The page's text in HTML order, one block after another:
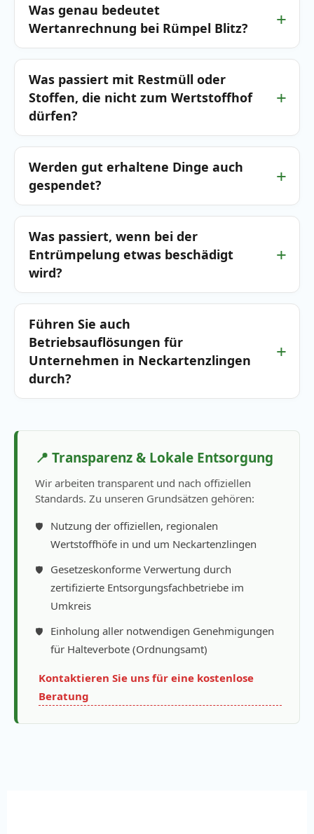
Was genau bedeutet
Wertanrechnung bei Rümpel Blitz?
Was passiert mit Restmüll oder
Stoffen, die nicht zum Wertstoffhof
dürfen?
Werden gut erhaltene Dinge auch
gespendet?
Was passiert, wenn bei der
Entrümpelung etwas beschädigt
wird?
Führen Sie auch
Betriebsauflösungen für
Unternehmen in Neckartenzlingen
durch?
📍 Transparenz & Lokale Entsorgung
Wir arbeiten transparent und nach offiziellen
Standards. Zu unseren Grundsätzen gehören:
Nutzung der offiziellen, regionalen
Wertstoffhöfe in und um Neckartenzlingen
Gesetzeskonforme Verwertung durch
zertifizierte Entsorgungsfachbetriebe im
Umkreis
Einholung aller notwendigen Genehmigungen
für Halteverbote (Ordnungsamt)
Kontaktieren Sie uns für eine kostenlose
Beratung